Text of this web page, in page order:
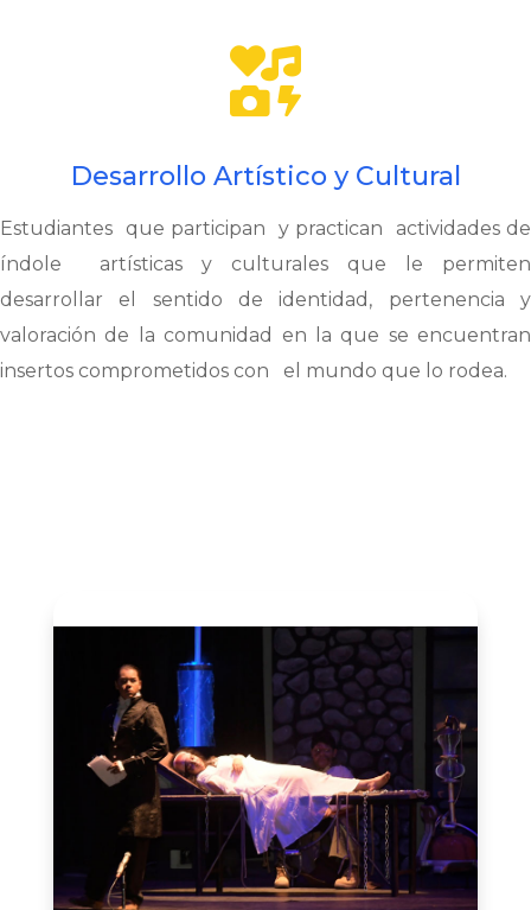

Desarrollo Artístico y Cultural
Estudiantes que participan y practican actividades de
índole artísticas y culturales que le permiten
desarrollar el sentido de identidad, pertenencia y
valoración de la comunidad en la que se encuentran
insertos comprometidos con el mundo que lo rodea.